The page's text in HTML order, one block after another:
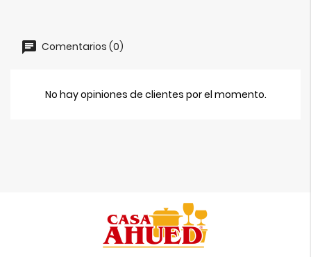
Comentarios (0)
No hay opiniones de clientes por el momento.